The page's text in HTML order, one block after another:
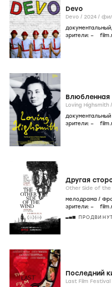
Devo
Devo / 2024 /
документальный,
зрители: –
Влюбленная
Loving Highsmith /
документальный
зрители: –
Другая
мелодрама /
зрители: –
Последний